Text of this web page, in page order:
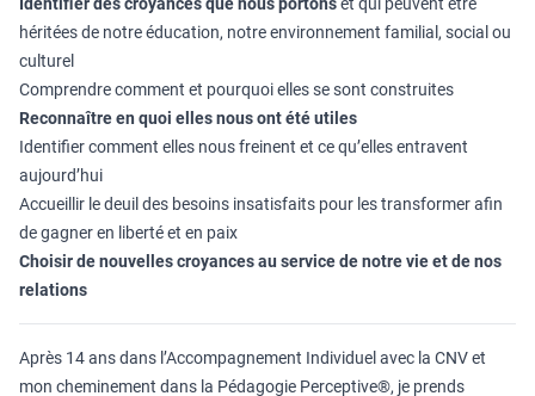
héritées de notre éducation, notre environnement familial, social ou
culturel
Comprendre comment et pourquoi elles se sont construites
Reconnaître en quoi elles nous ont été utiles
Identifier comment elles nous freinent et ce qu’elles entravent
aujourd’hui
Accueillir le deuil des besoins insatisfaits pour les transformer afin
de gagner en liberté et en paix
Choisir de nouvelles croyances au service de notre vie et de nos
relations
Après 14 ans dans l’Accompagnement Individuel avec la CNV et
mon cheminement dans la Pédagogie Perceptive®, je prends